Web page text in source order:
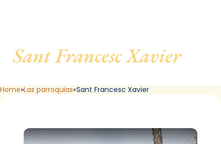
Sant Francesc Xavier, de
Home Las parroquias Sant Francesc Xavier